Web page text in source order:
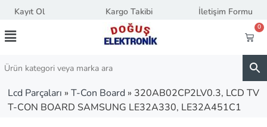
Kayıt Ol Kargo Takibi İletişim Formu
0
Lcd Parçaları » T-Con Board » 320AB02CP2LV0.3, LCD TV
T-CON BOARD SAMSUNG LE32A330, LE32A451C1